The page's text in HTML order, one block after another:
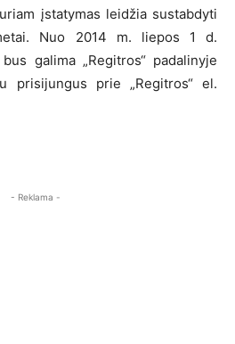
įstatymas leidžia sustabdyti
Nuo 2014 m. liepos 1 d.
galima „Regitros“ padalinyje
prisijungus prie „Regitros“ el.
- Reklama -